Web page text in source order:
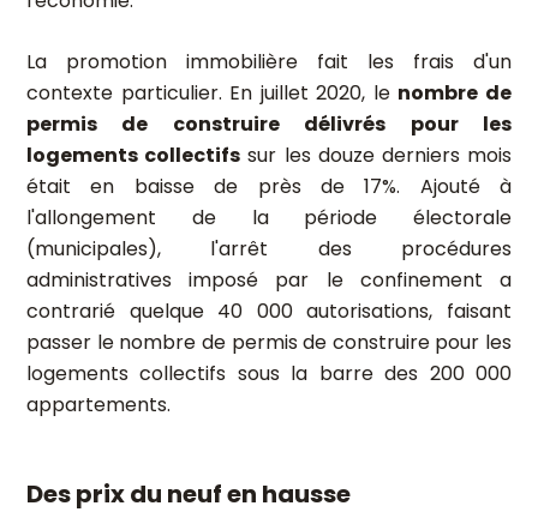
La promotion immobilière fait les frais d'un
contexte particulier. En juillet 2020, le nombre de
permis de construire délivrés pour les
logements collectifs sur les douze derniers mois
était en baisse de près de 17%. Ajouté à
l'allongement de la période électorale
(municipales), l'arrêt des procédures
administratives imposé par le confinement a
contrarié quelque 40 000 autorisations, faisant
passer le nombre de permis de construire pour les
logements collectifs sous la barre des 200 000
appartements.
Des prix du neuf en hausse